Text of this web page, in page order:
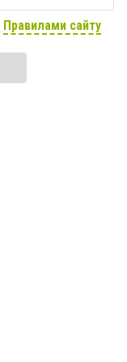
Правилами сайту